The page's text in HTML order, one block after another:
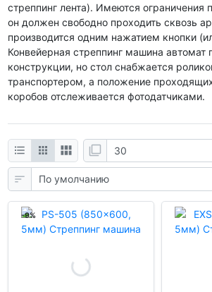
стреппинг лента). Имеются ограничения
он должен свободно проходить сквозь
производится одним нажатием кнопки
Конвейерная стреппинг машина автомат
конструкции, но стол снабжается
транспортером, а положение
коробов отслеживается фотодатчиками.
-9%